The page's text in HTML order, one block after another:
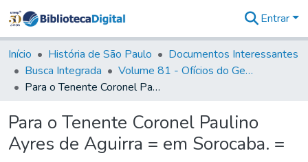
&
Coleções
Tudo na
Biblioteca
Estatísticas
Entrar
Início História de São Paulo
Documentos Interessantes
Busca Integrada
Volume 81 - Ofícios do General Martim Lopes de Saldanha (Governador da Capitania)
Para o Tenente Coronel Paulino Ayres de Aguirra = em Sorocaba. =
Para o Tenente Coronel Paulino
Ayres de Aguirra = em Sorocaba. =